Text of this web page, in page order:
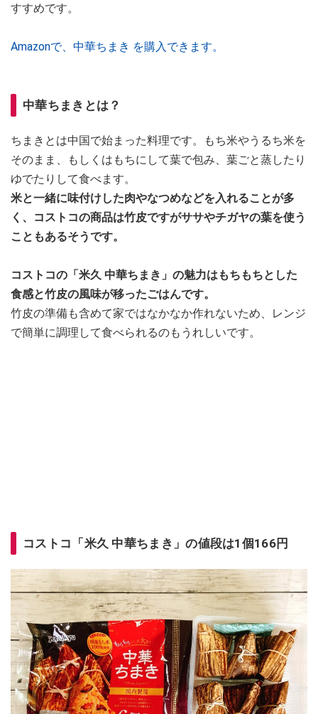
すすめです。
Amazonで、中華ちまき を購入できます。
中華ちまきとは？
ちまきとは中国で始まった料理です。もち米やうるち米を
そのまま、もしくはもちにして葉で包み、葉ごと蒸したり
ゆでたりして食べます。
米と一緒に味付けした肉やなつめなどを入れることが多
く、コストコの商品は竹皮ですがササやチガヤの葉を使う
こともあるそうです。
コストコの「米久 中華ちまき」の魅力はもちもちとした
食感と竹皮の風味が移ったごはんです。
竹皮の準備も含めて家ではなかなか作れないため、レンジ
で簡単に調理して食べられるのもうれしいです。
コストコ「米久 中華ちまき」の値段は1個166円